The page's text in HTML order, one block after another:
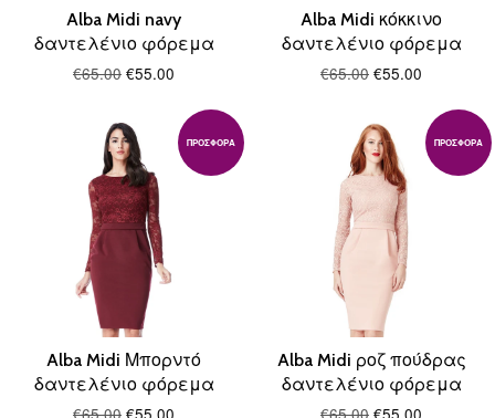
Alba Midi navy
δαντελένιο φόρεμα
€65.00 €55.00
Alba Midi κόκκινο
δαντελένιο φόρεμα
€65.00 €55.00
ΠΡΟΣΦΟΡΆ
Alba Midi Μπορντό
δαντελένιο φόρεμα
€65.00 €55.00
ΠΡΟΣΦΟΡΆ
Alba Midi ροζ πούδρας
δαντελένιο φόρεμα
€65.00 €55.00